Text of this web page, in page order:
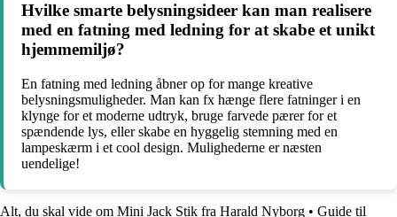
Hvilke smarte belysningsideer kan man realisere
med en fatning med ledning for at skabe et unikt
hjemmemiljø?
En fatning med ledning åbner op for mange kreative
belysningsmuligheder. Man kan fx hænge flere fatninger i en
klynge for et moderne udtryk, bruge farvede pærer for et
spændende lys, eller skabe en hyggelig stemning med en
lampeskærm i et cool design. Mulighederne er næsten
uendelige!
Alt, du skal vide om Mini Jack Stik fra Harald Nyborg • Guide til